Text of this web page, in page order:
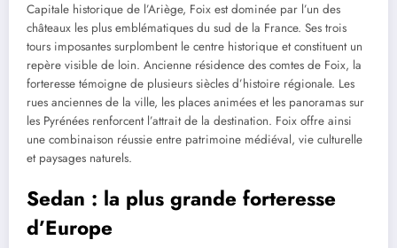
Capitale historique de l’Ariège, Foix est dominée par l’un des
châteaux les plus emblématiques du sud de la France. Ses trois
tours imposantes surplombent le centre historique et constituent un
repère visible de loin. Ancienne résidence des comtes de Foix, la
forteresse témoigne de plusieurs siècles d’histoire régionale. Les
rues anciennes de la ville, les places animées et les panoramas sur
les Pyrénées renforcent l’attrait de la destination. Foix offre ainsi
une combinaison réussie entre patrimoine médiéval, vie culturelle
et paysages naturels.
Sedan : la plus grande forteresse
d’Europe